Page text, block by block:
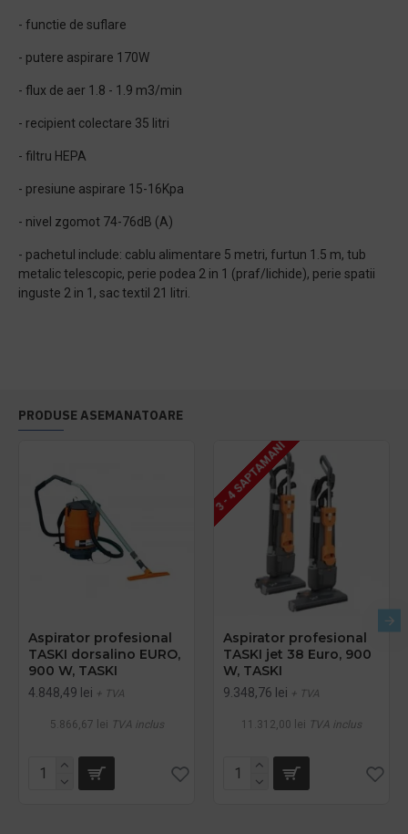
- functie de suflare
- putere aspirare 170W
- flux de aer 1.8 - 1.9 m3/min
- recipient colectare 35 litri
- filtru HEPA
- presiune aspirare 15-16Kpa
- nivel zgomot 74-76dB (A)
- pachetul include: cablu alimentare 5 metri, furtun 1.5 m, tub
metalic telescopic, perie podea 2 in 1 (praf/lichide), perie spatii
inguste 2 in 1, sac textil 21 litri.
PRODUSE ASEMANATOARE
Aspirator profesional
TASKI dorsalino EURO,
900 W, TASKI
4.848,49 lei + TVA
5.866,67 lei TVA inclus
3 - 4 SAPTAMANI
Aspirator profesional
TASKI jet 38 Euro, 900
W, TASKI
9.348,76 lei + TVA
11.312,00 lei TVA inclus